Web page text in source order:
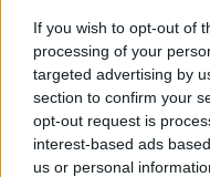
If you wish to opt-out of
processing of your
targeted advertising by
section to confirm your
opt-out request is
interest-based ads
us or personal